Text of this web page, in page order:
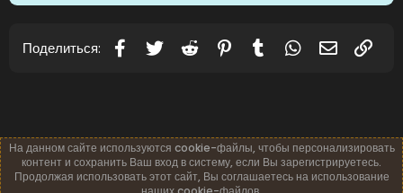
Поделиться: Facebook
Twitter Reddit Pinterest
Tumblr WhatsApp
На данном сайте используются cookie-файлы, чтобы персонализировать
контент и сохранить Ваш вход в систему, если Вы зарегистрируетесь.
Продолжая использовать этот сайт, Вы соглашаетесь на использование